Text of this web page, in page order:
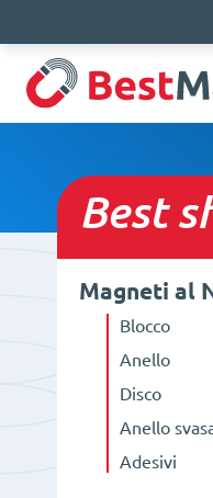
Best
Magneti al
Blocco
Anello
Disco
Anello
Adesivi